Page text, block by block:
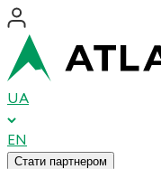
UA
EN
Стати партнером